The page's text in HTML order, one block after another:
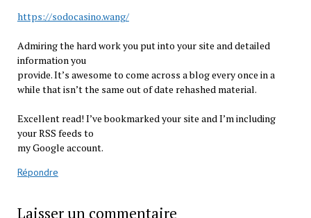
https://sodocasino.wang/
Admiring the hard work you put into your site and detailed
information you
provide. It’s awesome to come across a blog every once in a
while that isn’t the same out of date rehashed material.
Excellent read! I’ve bookmarked your site and I’m including
your RSS feeds to
my Google account.
Répondre
Laisser un commentaire